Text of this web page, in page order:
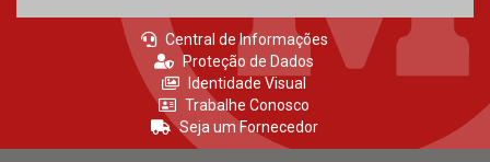
Central de Informações
Proteção de Dados
Identidade Visual
Trabalhe Conosco
Seja um Fornecedor